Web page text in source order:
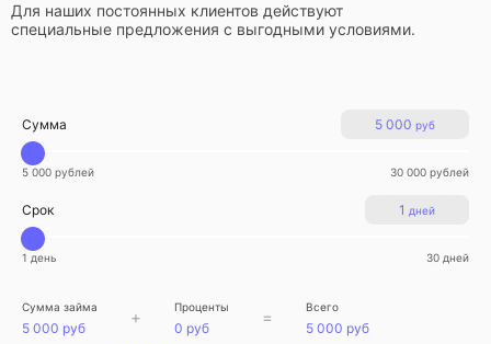
Для наших постоянных клиентов действуют
специальные предложения с выгодными условиями.
5 000 руб
Сумма
5 000 рублей 30 000 рублей
1 дней
Срок
1 день 30 дней
Сумма займа
5 000 руб
+ Проценты
0 руб
= Всего
5 000 руб